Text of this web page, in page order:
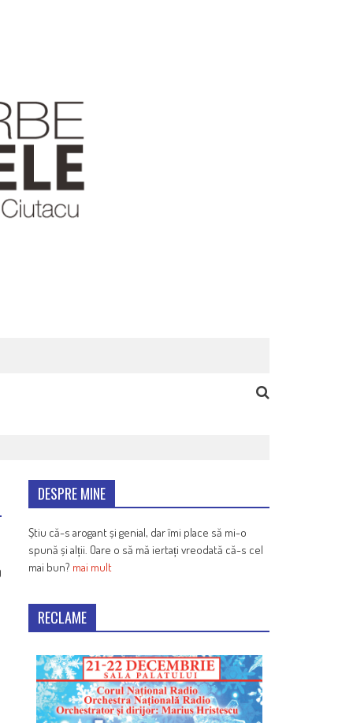
DESPRE MINE
Știu că-s arogant și genial, dar îmi place să mi-o
spună și alții. Oare o să mă iertați vreodată că-s cel
mai bun? mai mult
RECLAME